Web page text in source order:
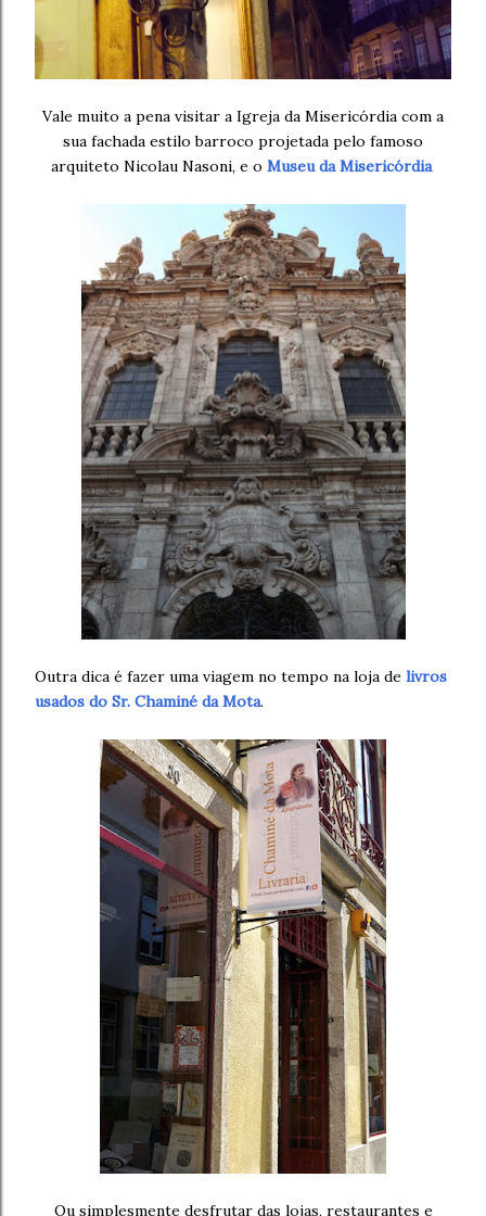
Vale muito a pena visitar a Igreja da Misericórdia com a
sua fachada estilo barroco projetada pelo famoso
arquiteto Nicolau Nasoni, e o Museu da Misericórdia
Outra dica é fazer uma viagem no tempo na loja de livros
usados do Sr. Chaminé da Mota.
Ou simplesmente desfrutar das lojas, restaurantes e